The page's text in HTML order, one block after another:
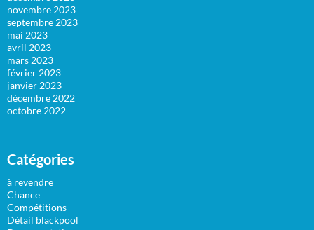
novembre 2023
septembre 2023
mai 2023
avril 2023
mars 2023
février 2023
janvier 2023
décembre 2022
octobre 2022
Catégories
à revendre
Chance
Compétitions
Détail blackpool